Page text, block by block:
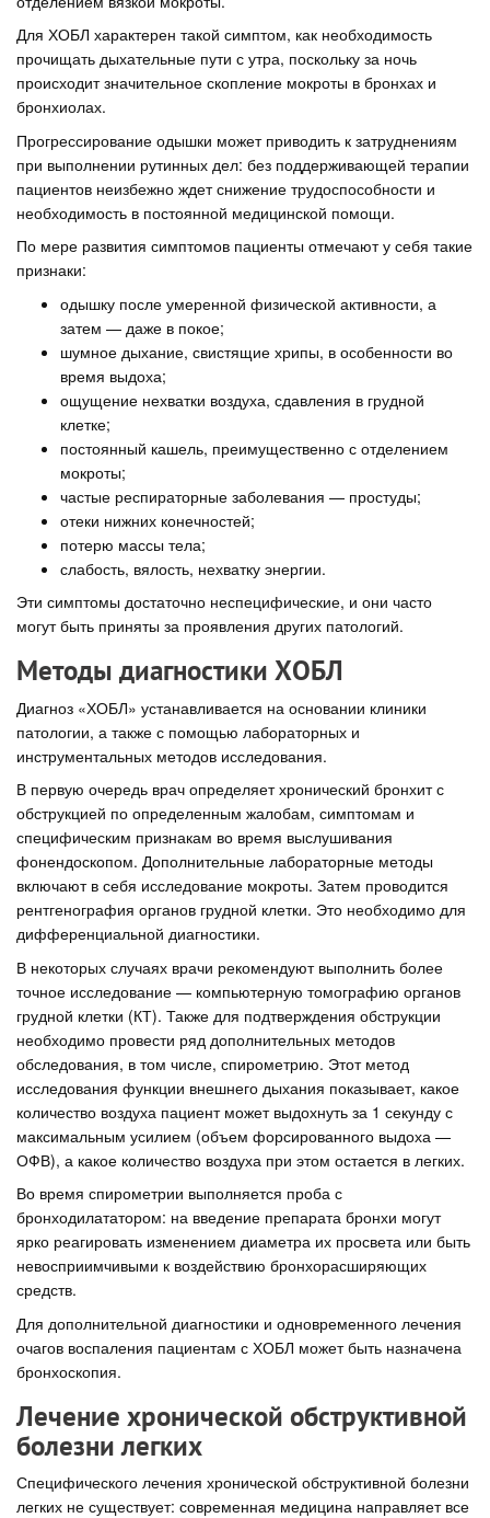
Для ХОБЛ характерен такой симптом, как необходимость
прочищать дыхательные пути с утра, поскольку за ночь
происходит значительное скопление мокроты в бронхах и
бронхиолах.
Прогрессирование одышки может приводить к затруднениям
при выполнении рутинных дел: без поддерживающей терапии
пациентов неизбежно ждет снижение трудоспособности и
необходимость в постоянной медицинской помощи.
По мере развития симптомов пациенты отмечают у себя такие
признаки:
одышку после умеренной физической активности, а
затем — даже в покое;
шумное дыхание, свистящие хрипы, в особенности во
время выдоха;
ощущение нехватки воздуха, сдавления в грудной
клетке;
постоянный кашель, преимущественно с отделением
мокроты;
частые респираторные заболевания — простуды;
отеки нижних конечностей;
потерю массы тела;
слабость, вялость, нехватку энергии.
Эти симптомы достаточно неспецифические, и они часто
могут быть приняты за проявления других патологий.
Методы диагностики ХОБЛ
Диагноз «ХОБЛ» устанавливается на основании клиники
патологии, а также с помощью лабораторных и
инструментальных методов исследования.
В первую очередь врач определяет хронический бронхит с
обструкцией по определенным жалобам, симптомам и
специфическим признакам во время выслушивания
фонендоскопом. Дополнительные лабораторные методы
включают в себя исследование мокроты. Затем проводится
рентгенография органов грудной клетки. Это необходимо для
дифференциальной диагностики.
В некоторых случаях врачи рекомендуют выполнить более
точное исследование — компьютерную томографию органов
грудной клетки (КТ). Также для подтверждения обструкции
необходимо провести ряд дополнительных методов
обследования, в том числе, спирометрию. Этот метод
исследования функции внешнего дыхания показывает, какое
количество воздуха пациент может выдохнуть за 1 секунду с
максимальным усилием (объем форсированного выдоха —
ОФВ), а какое количество воздуха при этом остается в легких.
Во время спирометрии выполняется проба с
бронходилататором: на введение препарата бронхи могут
ярко реагировать изменением диаметра их просвета или быть
невосприимчивыми к воздействию бронхорасширяющих
средств.
Для дополнительной диагностики и одновременного лечения
очагов воспаления пациентам с ХОБЛ может быть назначена
бронхоскопия.
Лечение хронической обструктивной
болезни легких
Специфического лечения хронической обструктивной болезни
легких не существует: современная медицина направляет все